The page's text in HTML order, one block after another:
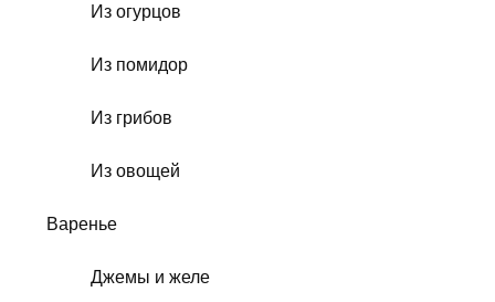
Из огурцов
Из помидор
Из грибов
Из овощей
Варенье
Джемы и желе